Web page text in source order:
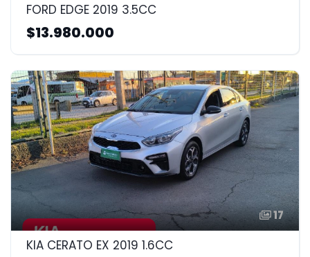
FORD EDGE 2019 3.5CC
$13.980.000
17
KIA CERATO EX 2019 1.6CC